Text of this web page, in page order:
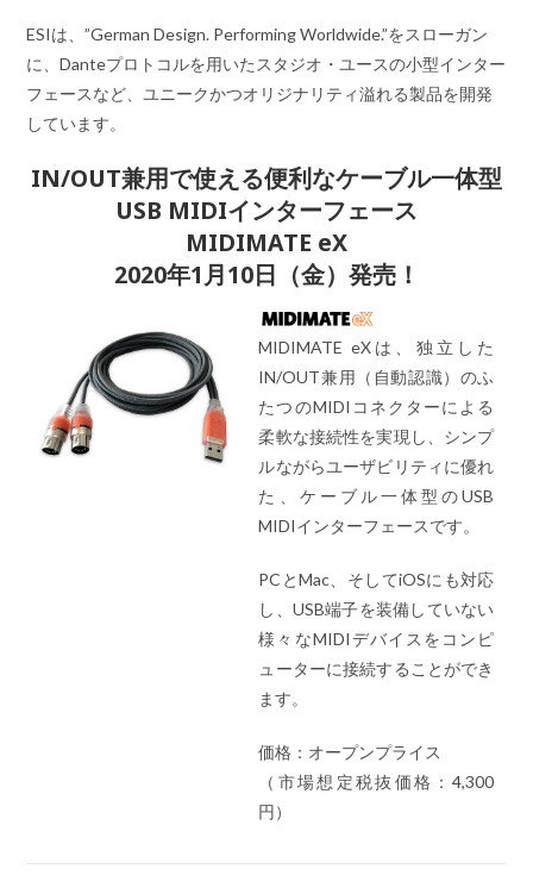
ESIは、”German Design. Performing Worldwide.”をスローガン
に、Danteプロトコルを用いたスタジオ・ユースの小型インター
フェースなど、ユニークかつオリジナリティ溢れる製品を開発
しています。
IN/OUT兼用で使える便利なケーブル一体型
USB MIDIインターフェース
MIDIMATE eX
2020年1月10日（金）発売！
MIDIMATE eXは、独立した
IN/OUT兼用（自動認識）のふ
たつのMIDIコネクターによる
柔軟な接続性を実現し、シンプ
ルながらユーザビリティに優れ
た、ケーブル一体型のUSB
MIDIインターフェースです。
PCとMac、そしてiOSにも対応
し、USB端子を装備していない
様々なMIDIデバイスをコンピ
ューターに接続することができ
ます。
価格：オープンプライス
（市場想定税抜価格：4,300
円）